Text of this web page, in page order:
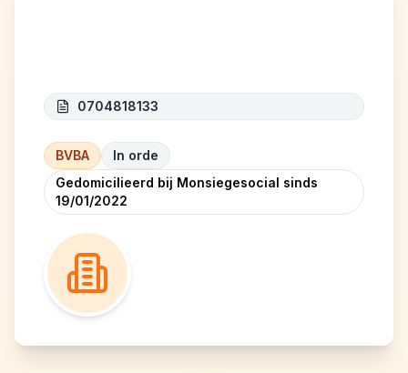
0704818133
BVBA
In orde
Gedomicilieerd bij Monsiegesocial sinds
19/01/2022